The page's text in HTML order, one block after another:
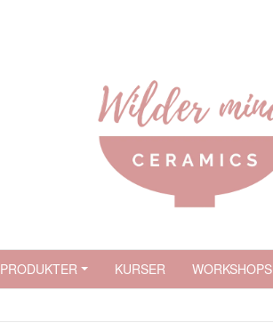
PRODUKTER KURSER WORKSHOPS